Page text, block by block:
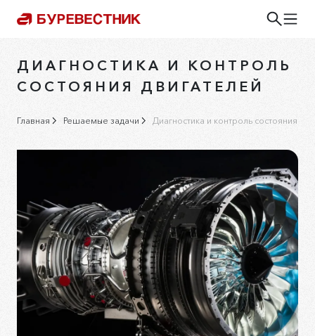
ДИАГНОСТИКА И КОНТРОЛЬ
СОСТОЯНИЯ ДВИГАТЕЛЕЙ
Главная Решаемые задачи Диагностика и контроль состояния